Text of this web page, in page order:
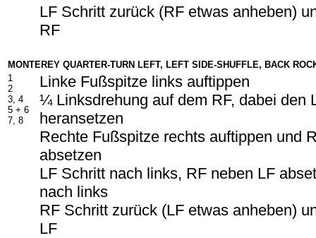
LF Schritt zurück (RF etwas anheben)
RF
MONTEREY QUARTER-TURN LEFT, LEFT SIDE-SHUFFLE, BACK
1
2
3, 4
5 + 6
7, 8
Linke Fußspitze links auftippen
¼ Linksdrehung auf dem RF, dabei den
heransetzen
Rechte Fußspitze rechts auftippen und
absetzen
LF Schritt nach links, RF neben LF
nach links
RF Schritt zurück (LF etwas anheben)
LF